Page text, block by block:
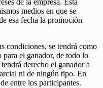
de la empresa. Esta
medios en que se
esa fecha la promoción
condiciones, se tendrá como
el ganador, de todo lo
derecho el ganador a
ni de ningún tipo. En
entre los participantes.